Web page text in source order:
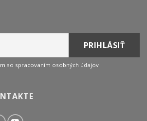
so spracovaním osobných údajov